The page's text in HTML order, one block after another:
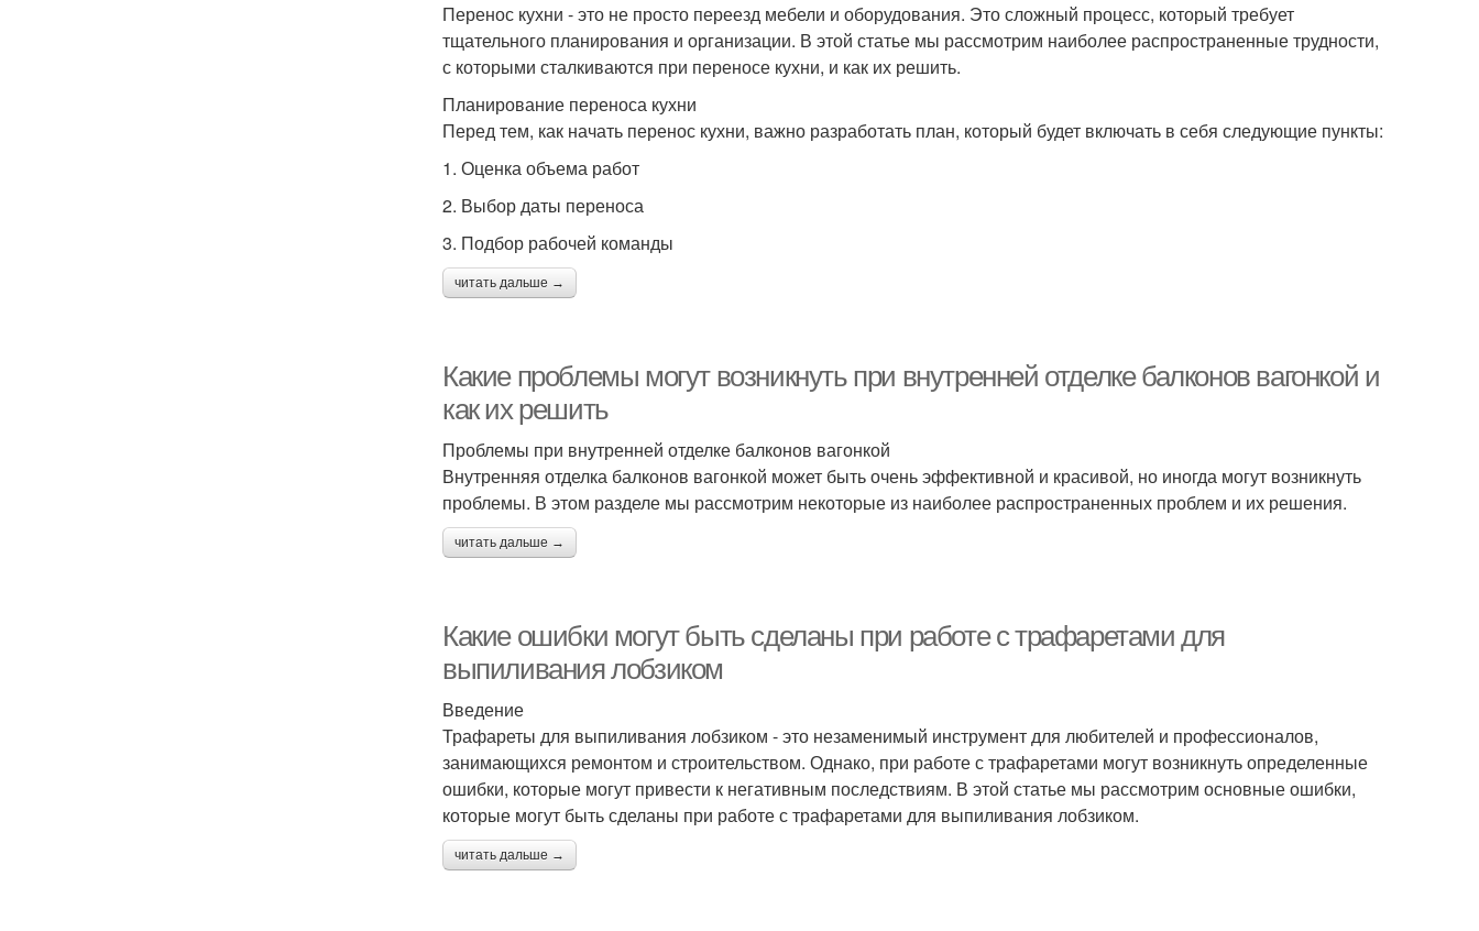
Перенос кухни - это не просто переезд мебели и оборудования. Это сложный процесс, который требует
тщательного планирования и организации. В этой статье мы рассмотрим наиболее распространенные трудности,
с которыми сталкиваются при переносе кухни, и как их решить.
Планирование переноса кухни
Перед тем, как начать перенос кухни, важно разработать план, который будет включать в себя следующие пункты:
1. Оценка объема работ
2. Выбор даты переноса
3. Подбор рабочей команды
читать дальше →
Какие проблемы могут возникнуть при внутренней отделке балконов вагонкой и
как их решить
Проблемы при внутренней отделке балконов вагонкой
Внутренняя отделка балконов вагонкой может быть очень эффективной и красивой, но иногда могут возникнуть
проблемы. В этом разделе мы рассмотрим некоторые из наиболее распространенных проблем и их решения.
читать дальше →
Какие ошибки могут быть сделаны при работе с трафаретами для
выпиливания лобзиком
Введение
Трафареты для выпиливания лобзиком - это незаменимый инструмент для любителей и профессионалов,
занимающихся ремонтом и строительством. Однако, при работе с трафаретами могут возникнуть определенные
ошибки, которые могут привести к негативным последствиям. В этой статье мы рассмотрим основные ошибки,
которые могут быть сделаны при работе с трафаретами для выпиливания лобзиком.
читать дальше →